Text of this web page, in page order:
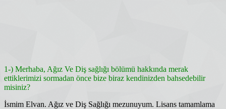
1-) Merhaba, Ağız Ve Diş sağlığı bölümü hakkında merak
ettiklerimizi sormadan önce bize biraz kendinizden bahsedebilir
misiniz?
İsmim Elvan. Ağız ve Diş Sağlığı mezunuyum. Lisans tamamlama